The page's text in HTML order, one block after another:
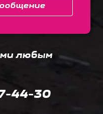
любым
44-30